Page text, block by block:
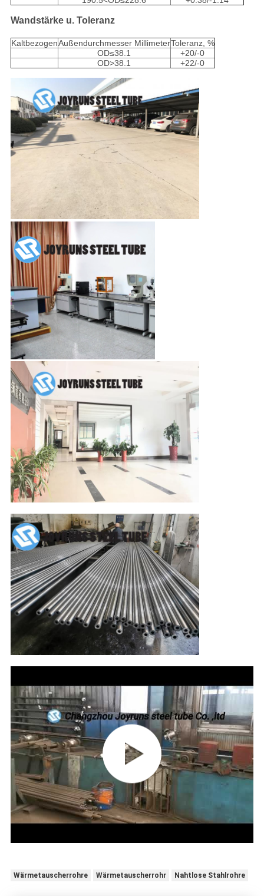
Wandstärke u. Toleranz
KaltbezogenAußendurchmesser MillimeterToleranz, %
OD≤38.1
+20/-0
OD>38.1
+22/-0
Wärmetauscherrohre Wärmetauscherrohr Nahtlose Stahlrohre